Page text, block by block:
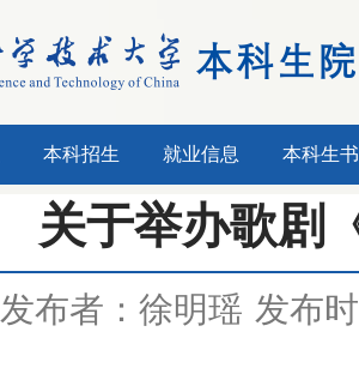
本科招生 就业信息 本科生
关于举办歌剧
发布者：徐明瑶 发布